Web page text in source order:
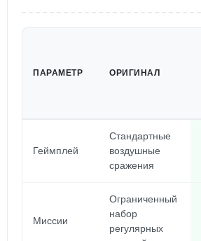
ПАРАМЕТР ОРИГИНАЛ
Геймплей
Стандартные
воздушные
сражения
Миссии
Ограниченный
набор
регулярных